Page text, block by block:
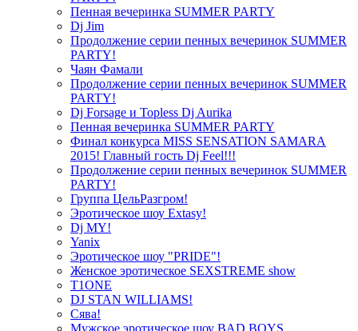
Пенная вечеринка SUMMER PARTY
Dj Jim
Продолжение серии пенных вечеринок SUMMER
PARTY!
Чаян Фамали
Продолжение серии пенных вечеринок SUMMER
PARTY!
Dj Forsage и Topless Dj Aurika
Пенная вечеринка SUMMER PARTY
Финал конкурса MISS SENSATION SAMARA
2015! Главный гость Dj Feel!!!
Продолжение серии пенных вечеринок SUMMER
PARTY!
Группа ЦельРазгром!
Эротическое шоу Extasy!
Dj MY!
Yanix
Эротическое шоу "PRIDE"!
Женское эротическое SEXSTREME show
T1ONE
DJ STAN WILLIAMS!
Сява!
Мужское эротическое шоу BAD BOYS